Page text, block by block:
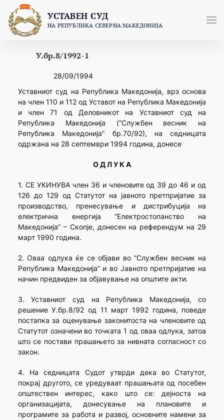
content
УСТАВЕН СУД
НА РЕПУБЛИКА СЕВЕРНА МАКЕДОНИЈА
У.бр.8/1992-1
28/09/1994
Уставниот суд на Република Македонија, врз основа
на член 110 и 112 од Уставот на Република Македонија
и член 71 од Деловникот на Уставниот суд на
Република Македонија (“Службен весник на
Република Македонија” бр.70/92), на седницата
одржана на 28 септември 1994 година, донесе
О Д Л У К А
1. СЕ УКИНУВА член 36 и членовите од 39 до 46 и од
126 до 129 од Статутот на јавното претпријатие за
производство, пренесување и дистрибуција на
електрична енергија “Електростопанство на
Македонија” – Скопје, донесен на референдум на 29
март 1990 година.
2. Оваа одлука ќе се објави во “Службен весник на
Република Македонија” и во Јавното претпријатие на
начин предвиден за објавување на општите акти.
3. Уставниот суд на Република Македонија, со
решение У.бр.8/92 од 11 март 1992 година, поведе
постапка за оценување законитоста на членовите од
Статутот означени во точката 1 од оваа одлука, затоа
што се постави прашањето за нивната согласност со
закон.
4. На седницата Судот утврди дека во Статутот,
покрај другото, се уредуваат прашањата од посебен
општествен интерес, како што се: дејноста на
организацијата, донесување на плановите и
програмите за работа и развој, основните намени за